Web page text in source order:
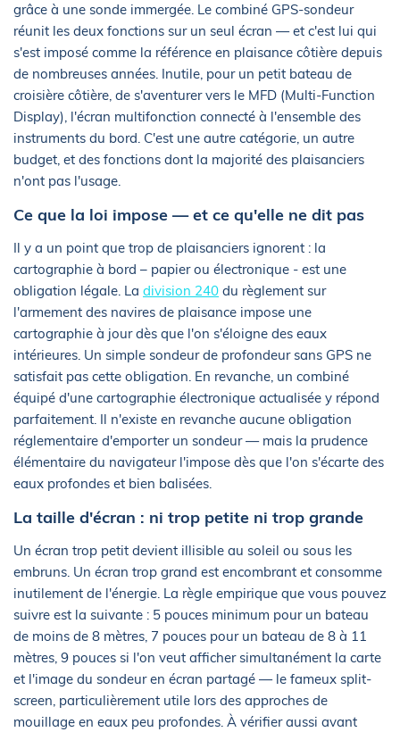
grâce à une sonde immergée. Le combiné GPS-sondeur
réunit les deux fonctions sur un seul écran — et c'est lui qui
s'est imposé comme la référence en plaisance côtière depuis
de nombreuses années. Inutile, pour un petit bateau de
croisière côtière, de s'aventurer vers le MFD (Multi-Function
Display), l'écran multifonction connecté à l'ensemble des
instruments du bord. C'est une autre catégorie, un autre
budget, et des fonctions dont la majorité des plaisanciers
n'ont pas l'usage.
Ce que la loi impose — et ce qu'elle ne dit pas
Il y a un point que trop de plaisanciers ignorent : la
cartographie à bord – papier ou électronique - est une
obligation légale. La division 240 du règlement sur
l'armement des navires de plaisance impose une
cartographie à jour dès que l'on s'éloigne des eaux
intérieures. Un simple sondeur de profondeur sans GPS ne
satisfait pas cette obligation. En revanche, un combiné
équipé d'une cartographie électronique actualisée y répond
parfaitement. Il n'existe en revanche aucune obligation
réglementaire d'emporter un sondeur — mais la prudence
élémentaire du navigateur l'impose dès que l'on s'écarte des
eaux profondes et bien balisées.
La taille d'écran : ni trop petite ni trop grande
Un écran trop petit devient illisible au soleil ou sous les
embruns. Un écran trop grand est encombrant et consomme
inutilement de l'énergie. La règle empirique que vous pouvez
suivre est la suivante : 5 pouces minimum pour un bateau
de moins de 8 mètres, 7 pouces pour un bateau de 8 à 11
mètres, 9 pouces si l'on veut afficher simultanément la carte
et l'image du sondeur en écran partagé — le fameux split-
screen, particulièrement utile lors des approches de
mouillage en eaux peu profondes. À vérifier aussi avant